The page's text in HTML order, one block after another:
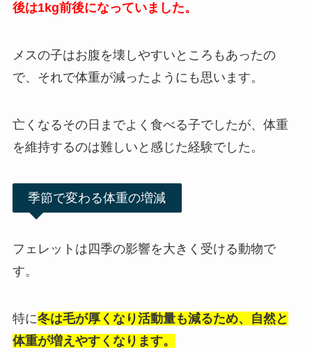
後は1kg前後になっていました。
メスの子はお腹を壊しやすいところもあったの
で、それで体重が減ったようにも思います。
亡くなるその日までよく食べる子でしたが、体重
を維持するのは難しいと感じた経験でした。
季節で変わる体重の増減
フェレットは四季の影響を大きく受ける動物で
す。
特に冬は毛が厚くなり活動量も減るため、自然と
体重が増えやすくなります。